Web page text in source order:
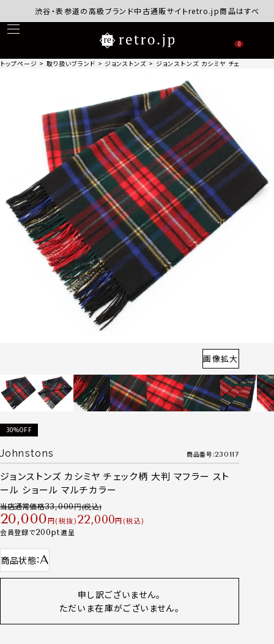
渋谷・表参道の高級ブランド中古通販サイトretro.jp商品はすべて正規
0
トップページ 取り扱いブランド ジョンストンズ ジョンストンズ カシミヤ チェック柄
画像拡大
30%OFF
Johnstons 商品番号 230117
ジョンストンズ カシミヤ チェック柄 大判 マフラー スト
ール ショール マルチカラー
当店通常価格33,000
20,000 税抜 22,000
税込
会員登録で200 進呈
商品状態 A
申し訳ございません。
ただいま在庫がございません。